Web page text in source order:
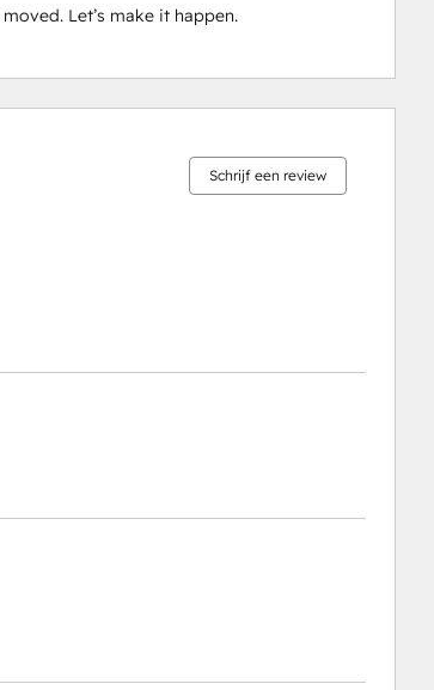
Let’s make it happen.
Schrijf een review